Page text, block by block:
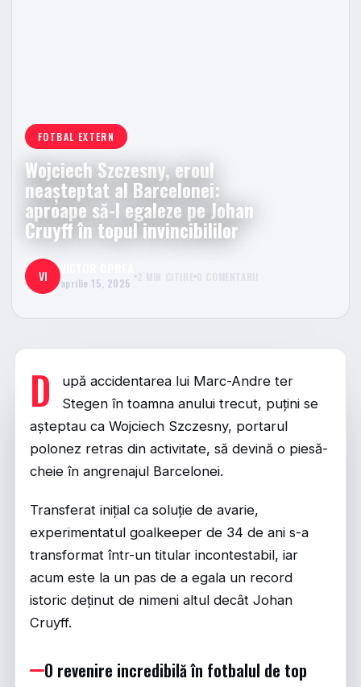
FOTBAL EXTERN
Wojciech Szczesny, eroul
neașteptat al Barcelonei:
aproape să-l egaleze pe Johan
Cruyff în topul invincibililor
VI aprilie 15, 2025 2 MIN CITIRE 0 COMENTARII
D
upă accidentarea lui Marc-Andre ter
Stegen în toamna anului trecut, puțini se
așteptau ca Wojciech Szczesny, portarul
polonez retras din activitate, să devină o piesă-
cheie în angrenajul Barcelonei.
Transferat inițial ca soluție de avarie,
experimentatul goalkeeper de 34 de ani s-a
transformat într-un titular incontestabil, iar
acum este la un pas de a egala un record
istoric deținut de nimeni altul decât Johan
Cruyff.
O revenire incredibilă în fotbalul de top